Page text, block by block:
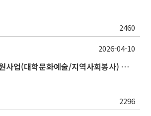
2460
학생단체 활동지원사업(대학문화예술/지역사회봉사) 시행 계획 안내
2296
2026-04-10